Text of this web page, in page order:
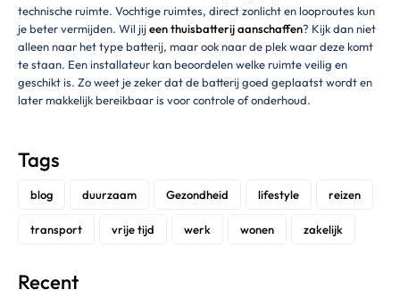
technische ruimte. Vochtige ruimtes, direct zonlicht en looproutes kun
je beter vermijden. Wil jijeen thuisbatterij aanschaffen? Kijk dan niet
alleen naar het type batterij, maar ook naar de plek waar deze komt
te staan. Een installateur kan beoordelen welke ruimte veilig en
geschikt is. Zo weet je zeker dat de batterij goed geplaatst wordt en
later makkelijk bereikbaar is voor controle of onderhoud.
Tags
blog duurzaam Gezondheid lifestyle reizen
transport vrije tijd werk wonen zakelijk
Recent